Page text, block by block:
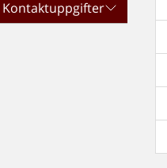
Kontaktuppgifter